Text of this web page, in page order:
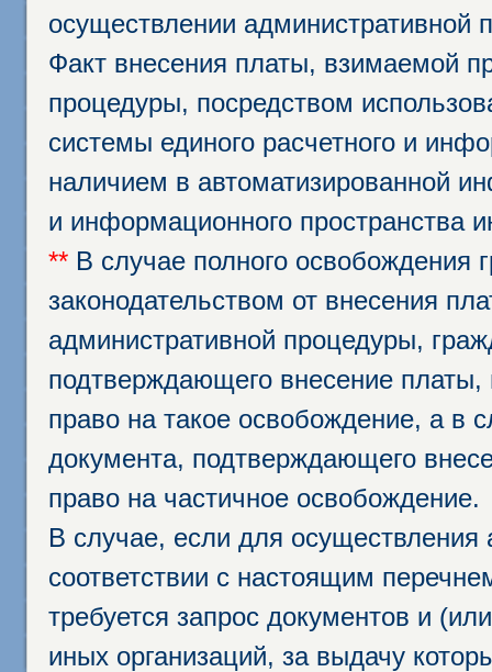
осуществлении административной
Факт внесения платы, взимаемой
процедуры, посредством
системы единого расчетного и
наличием в автоматизированной
и информационного пространства
** В случае полного освобождения
законодательством от внесения
административной процедуры,
подтверждающего внесение
право на такое освобождение, а в
документа, подтверждающего
право на частичное освобождение.
В случае, если для осуществления
соответствии с настоящим
требуется запрос документов и
иных организаций, за выдачу